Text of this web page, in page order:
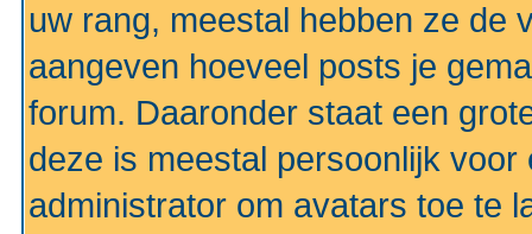
uw rang, meestal hebben ze de
aangeven hoeveel posts je
forum. Daaronder staat een
deze is meestal persoonlijk
administrator om avatars toe te